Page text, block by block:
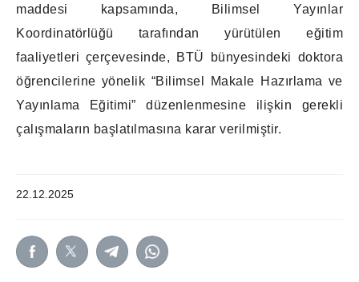
maddesi kapsamında, Bilimsel Yayınlar
Koordinatörlüğü tarafından yürütülen eğitim
faaliyetleri çerçevesinde, BTÜ bünyesindeki doktora
öğrencilerine yönelik “Bilimsel Makale Hazırlama ve
Yayınlama Eğitimi” düzenlenmesine ilişkin gerekli
çalışmaların başlatılmasına karar verilmiştir.
22.12.2025